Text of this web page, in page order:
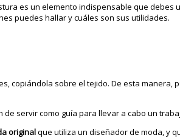
es un elemento indispensable que debes
puedes hallar y cuáles son sus utilidades.
copiándola sobre el tejido. De esta manera,
de servir como guía para llevar a cabo un
originalque utiliza un diseñador de moda, y